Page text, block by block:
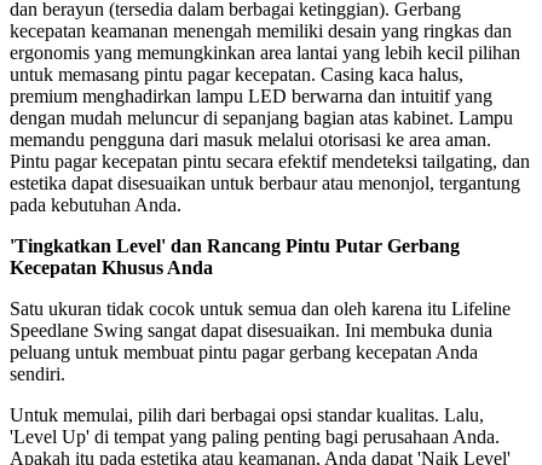
dan berayun (tersedia dalam berbagai ketinggian). Gerbang
kecepatan keamanan menengah memiliki desain yang ringkas dan
ergonomis yang memungkinkan area lantai yang lebih kecil pilihan
untuk memasang pintu pagar kecepatan. Casing kaca halus,
premium menghadirkan lampu LED berwarna dan intuitif yang
dengan mudah meluncur di sepanjang bagian atas kabinet. Lampu
memandu pengguna dari masuk melalui otorisasi ke area aman.
Pintu pagar kecepatan pintu secara efektif mendeteksi tailgating, dan
estetika dapat disesuaikan untuk berbaur atau menonjol, tergantung
pada kebutuhan Anda.
'Tingkatkan Level' dan Rancang Pintu Putar Gerbang
Kecepatan Khusus Anda
Satu ukuran tidak cocok untuk semua dan oleh karena itu Lifeline
Speedlane Swing sangat dapat disesuaikan. Ini membuka dunia
peluang untuk membuat pintu pagar gerbang kecepatan Anda
sendiri.
Untuk memulai, pilih dari berbagai opsi standar kualitas. Lalu,
'Level Up' di tempat yang paling penting bagi perusahaan Anda.
Apakah itu pada estetika atau keamanan, Anda dapat 'Naik Level'